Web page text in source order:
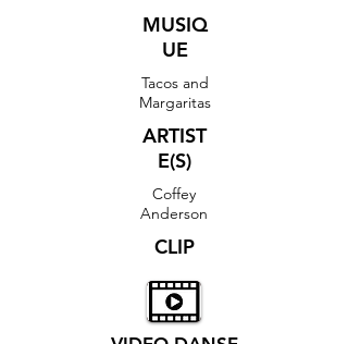
MUSIQ
UE
Tacos and
Margaritas
ARTIST
E(S)
Coffey
Anderson
CLIP